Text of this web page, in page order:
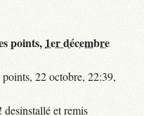
points, 1er décembre
22 octobre, 22:39,
et remis